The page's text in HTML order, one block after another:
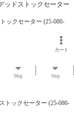
ッドストックセーター
ックセーター (25-080-
カート
Blog Shop
トックセーター (25-080-